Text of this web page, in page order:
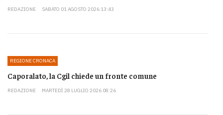
REDAZIONE SABATO 01 AGOSTO 2026 13:43
REGIONE CRONACA
Caporalato, la Cgil chiede un fronte comune
REDAZIONE MARTEDÌ 28 LUGLIO 2026 08:26